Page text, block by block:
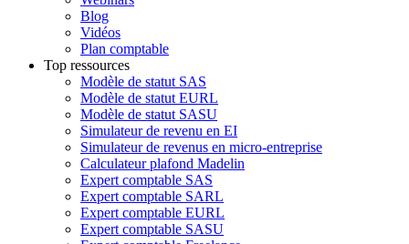
Blog
Vidéos
Plan comptable
Top ressources
Modèle de statut SAS
Modèle de statut EURL
Modèle de statut SASU
Simulateur de revenu en EI
Simulateur de revenus en micro-entreprise
Calculateur plafond Madelin
Expert comptable SAS
Expert comptable SARL
Expert comptable EURL
Expert comptable SASU